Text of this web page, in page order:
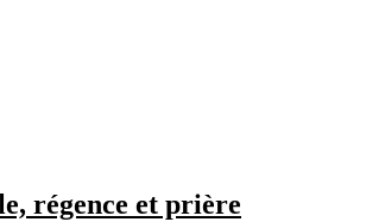
régence et prière